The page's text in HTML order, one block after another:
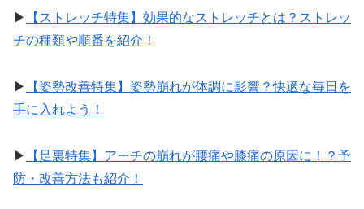
▶︎
【ストレッチ特集】効果的なストレッチとは？ストレッ
チの種類や順番を紹介！
▶︎
【姿勢改善特集】姿勢崩れが体調に影響？快適な毎日を
手に入れよう！
▶︎
【足裏特集】アーチの崩れが腰痛や膝痛の原因に！？予
防・改善方法も紹介！